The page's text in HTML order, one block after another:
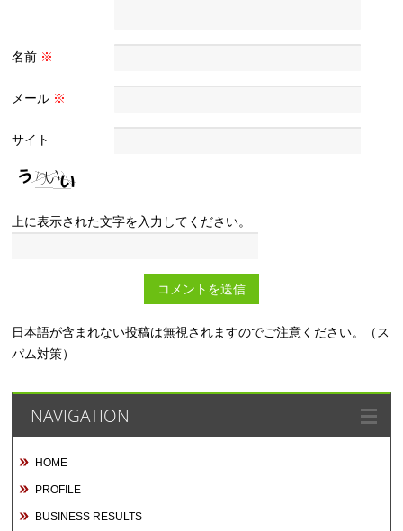
名前 ※
メール ※
サイト
上に表示された文字を入力してください。
日本語が含まれない投稿は無視されますのでご注意ください。（ス
パム対策）
NAVIGATION
HOME
PROFILE
BUSINESS RESULTS